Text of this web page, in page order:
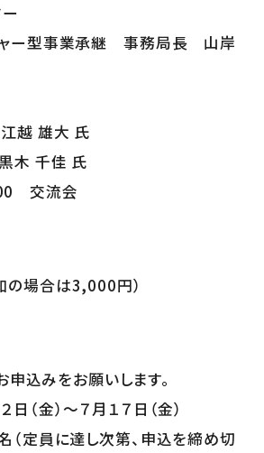
ャー型事業承継 事務局長 山岸
越 雄大 氏
木 千佳 氏
交流会
の場合は3,000円）
申込みをお願いします。
日（金）～７月１７日（金）
定員に達し次第、申込を締め切